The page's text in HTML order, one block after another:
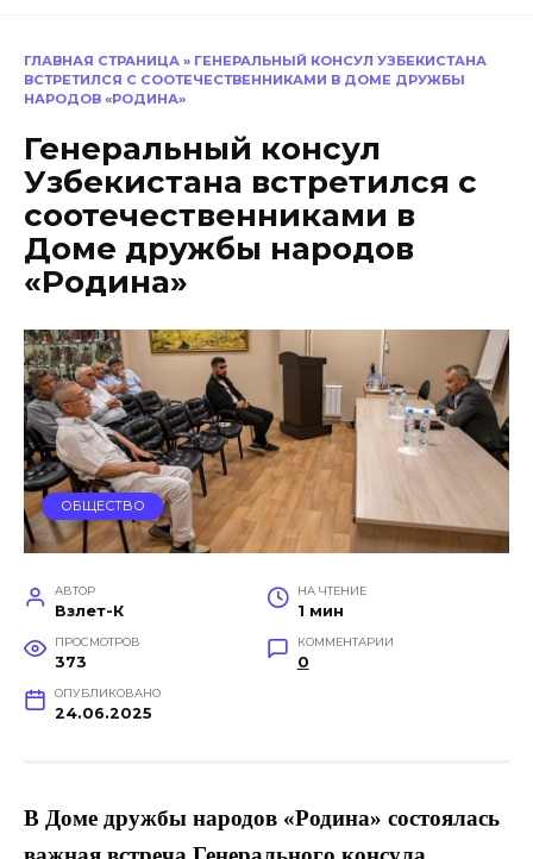
ГЛАВНАЯ СТРАНИЦА » ГЕНЕРАЛЬНЫЙ КОНСУЛ УЗБЕКИСТАНА
ВСТРЕТИЛСЯ С СООТЕЧЕСТВЕННИКАМИ В ДОМЕ ДРУЖБЫ
НАРОДОВ «РОДИНА»
Генеральный консул
Узбекистана встретился с
соотечественниками в
Доме дружбы народов
«Родина»
ОБЩЕСТВО
АВТОР
Взлет-К
НА ЧТЕНИЕ
1 мин
ПРОСМОТРОВ
373
КОММЕНТАРИИ
0
ОПУБЛИКОВАНО
24.06.2025
В Доме дружбы народов «Родина» состоялась